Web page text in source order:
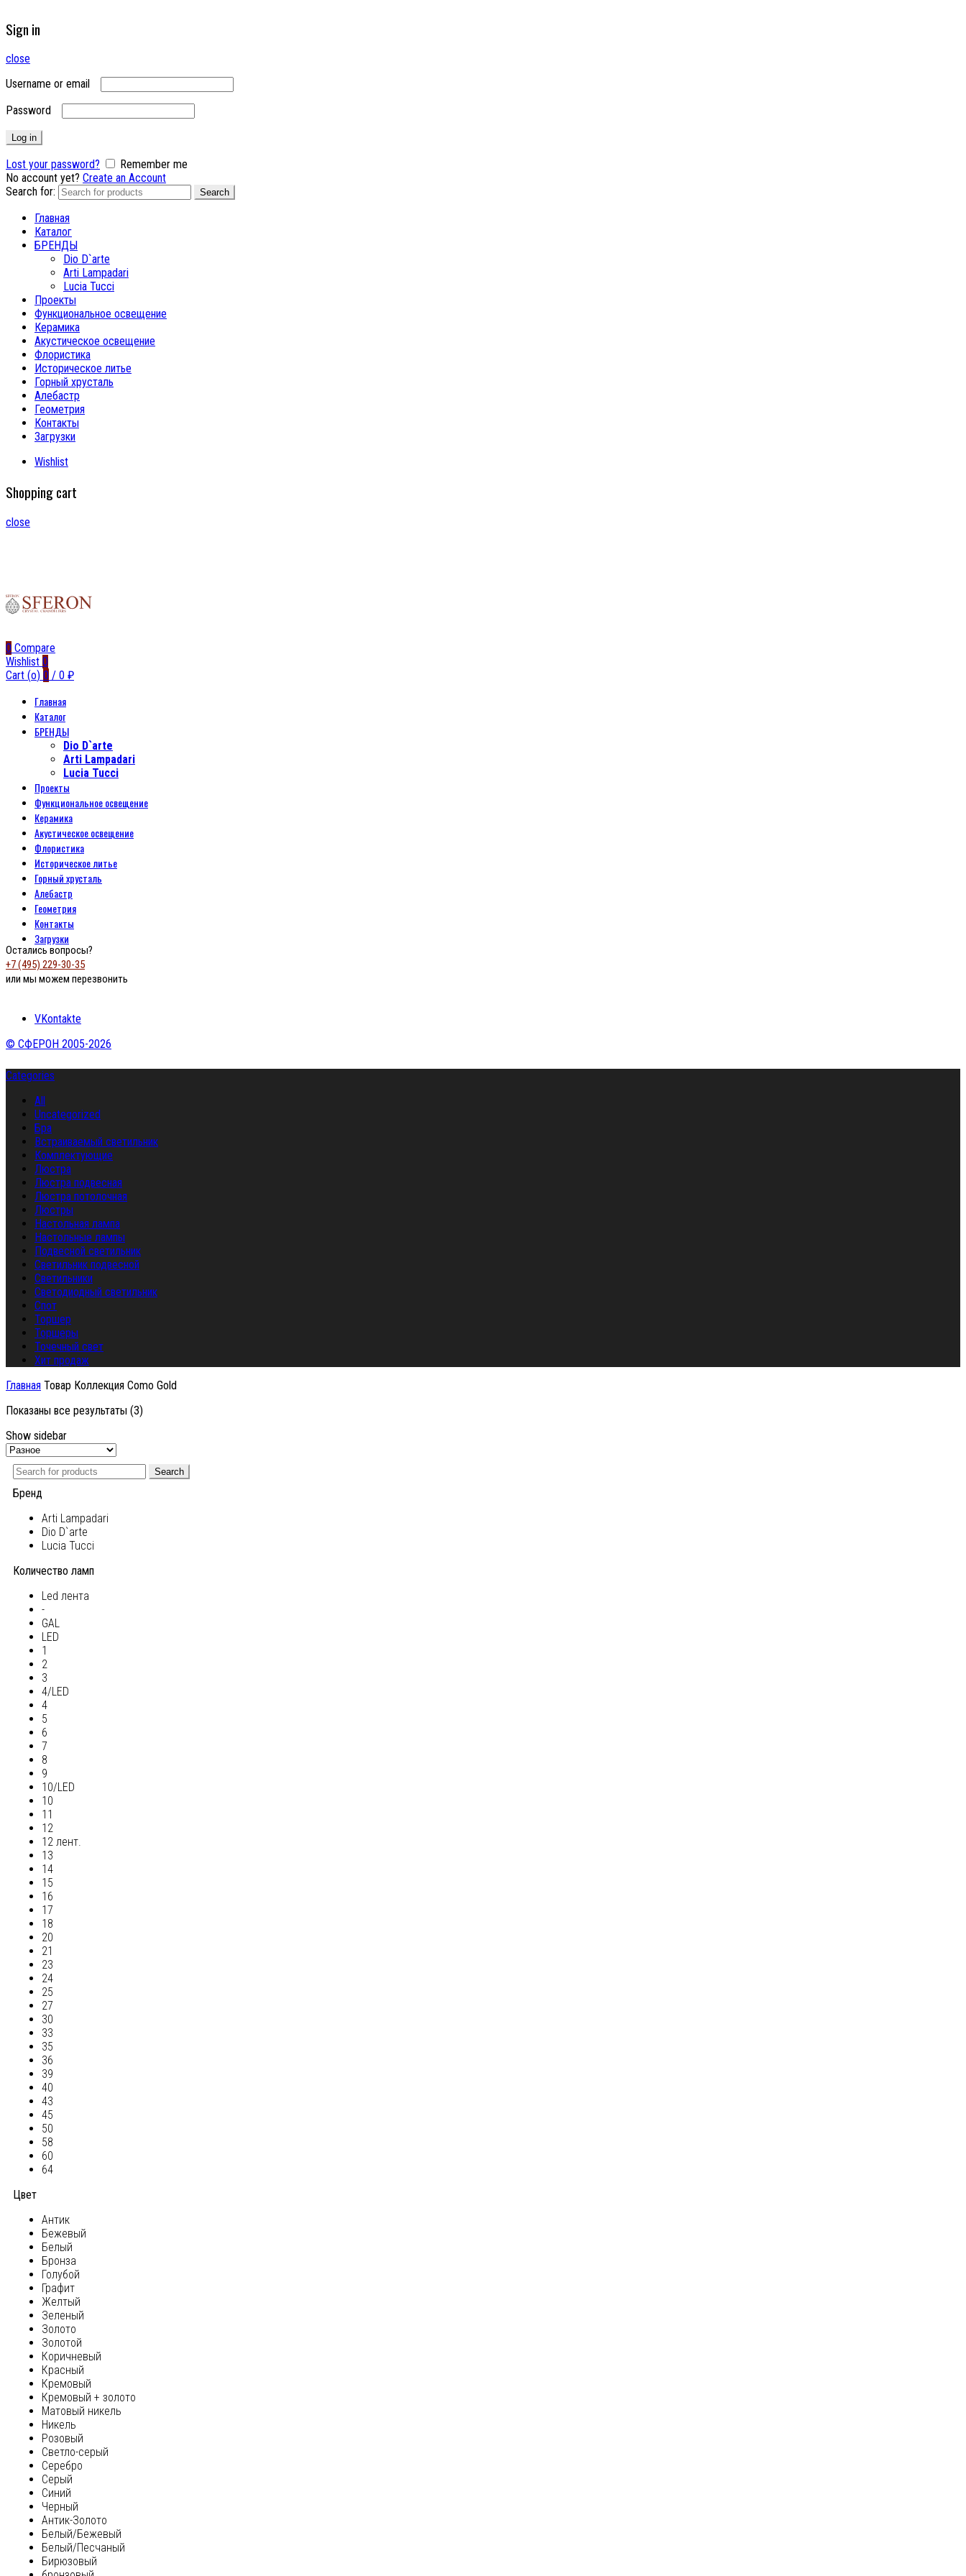
Sign in
close
Username or email
Password
Log in
Lost your password?
Remember me
No account yet? Create an Account
Search for:
Search
Главная
Каталог
БРЕНДЫ
Dio D`arte
Arti Lampadari
Lucia Tucci
Проекты
Функциональное освещение
Керамика
Акустическое освещение
Флористика
Историческое литье
Горный хрусталь
Алебастр
Геометрия
Контакты
Загрузки
Wishlist
Shopping cart
close
0 Compare
Wishlist 0
Cart (o) 0 / 0 ₽
Главная
Каталог
БРЕНДЫ
Dio D`arte
Arti Lampadari
Lucia Tucci
Проекты
Функциональное освещение
Керамика
Акустическое освещение
Флористика
Историческое литье
Горный хрусталь
Алебастр
Геометрия
Контакты
Загрузки
Остались вопросы?
+7 (495) 229-30-35
или мы можем перезвонить
VKontakte
© СФЕРОН 2005-2026
Categories
All
Uncategorized
Бра
Встраиваемый светильник
Комплектующие
Люстра
Люстра подвесная
Люстра потолочная
Люстры
Настольная лампа
Настольные лампы
Подвесной светильник
Светильник подвесной
Светильники
Светодиодный светильник
Спот
Торшер
Торшеры
Точечный свет
Хит продаж
Главная Товар Коллекция Como Gold
Показаны все результаты (3)
Show sidebar
Search
Бренд
Arti Lampadari
Dio D`arte
Lucia Tucci
Количество ламп
Led лента
-
GAL
LED
1
2
3
4/LED
4
5
6
7
8
9
10/LED
10
11
12
12 лент.
13
14
15
16
17
18
20
21
23
24
25
27
30
33
35
36
39
40
43
45
50
58
60
64
Цвет
Антик
Бежевый
Белый
Бронза
Голубой
Графит
Желтый
Зеленый
Золото
Золотой
Коричневый
Красный
Кремовый
Кремовый + золото
Матовый никель
Никель
Розовый
Светло-серый
Серебро
Серый
Синий
Черный
Антик-Золото
Белый/Бежевый
Белый/Песчаный
Бирюзовый